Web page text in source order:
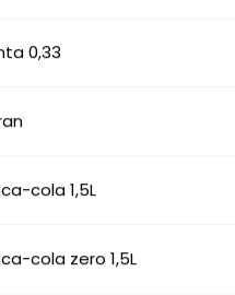
0,33
cola 1,5L
cola zero 1,5L